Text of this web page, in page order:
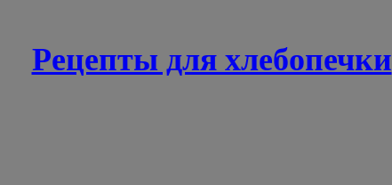
Рецепты для хлебопечки